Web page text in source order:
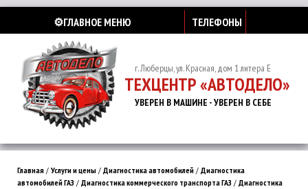
⚙️ГЛАВНОЕ МЕНЮ ТЕЛЕФОНЫ
г. Люберцы, ул. Красная, дом 1 литера Е
ТЕХЦЕНТР «АВТОДЕЛО»
УВЕРЕН В МАШИНЕ - УВЕРЕН В СЕБЕ
Главная / Услуги и цены / Диагностика автомобилей / Диагностика
автомобилей ГАЗ / Диагностика коммерческого транспорта ГАЗ / Диагностика